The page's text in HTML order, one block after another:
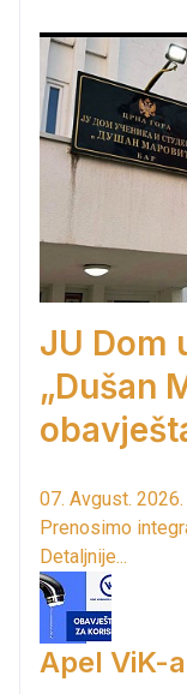
JU Dom
„Dušan
07. Avgust. 2026.
Prenosimo
Detaljnije...
Apel ViK-